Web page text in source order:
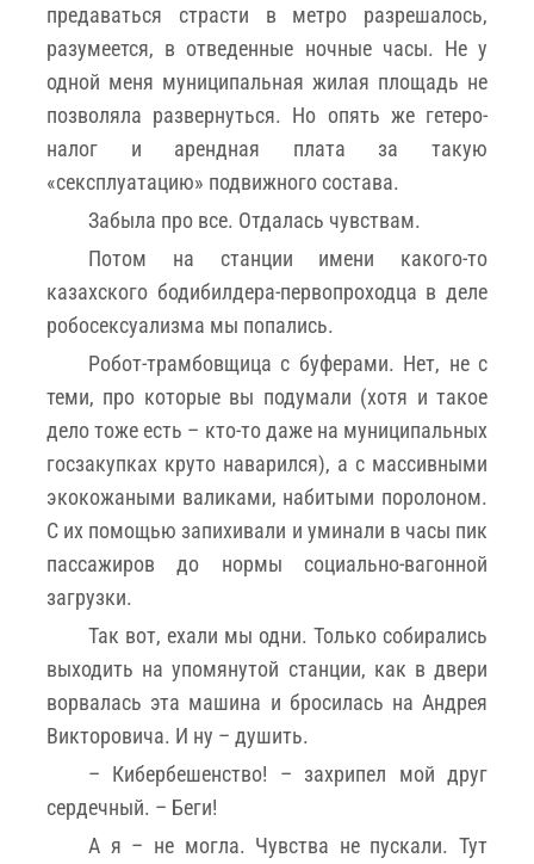
предаваться страсти в метро разрешалось,
разумеется, в отведенные ночные часы. Не у
одной меня муниципальная жилая площадь не
позволяла развернуться. Но опять же гетеро-
налог и арендная плата за такую
«сексплуатацию» подвижного состава.
Забыла про все. Отдалась чувствам.
Потом на станции имени какого-то
казахского бодибилдера-первопроходца в деле
робосексуализма мы попались.
Робот-трамбовщица с буферами. Нет, не с
теми, про которые вы подумали (хотя и такое
дело тоже есть – кто-то даже на муниципальных
госзакупках круто наварился), а с массивными
экокожаными валиками, набитыми поролоном.
С их помощью запихивали и уминали в часы пик
пассажиров до нормы социально-вагонной
загрузки.
Так вот, ехали мы одни. Только собирались
выходить на упомянутой станции, как в двери
ворвалась эта машина и бросилась на Андрея
Викторовича. И ну – душить.
– Кибербешенство! – захрипел мой друг
сердечный. – Беги!
А я – не могла. Чувства не пускали. Тут